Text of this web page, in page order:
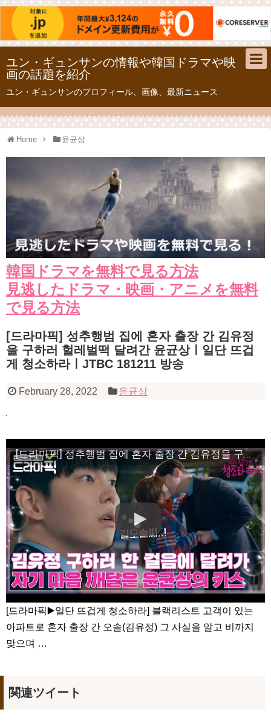
ユン・ギュンサンの情報や韓国ドラマや映
画の話題を紹介
ユン・ギュンサンのプロフィール、画像、最新ニュース
Home 윤균상
韓国ドラマを無料で見る方法
見逃したドラマ・映画・アニメを無料
で見る方法
[드라마픽] 성추행범 집에 혼자 출장 간 김유정
을 구하러 헐레벌떡 달려간 윤균상ㅣ일단 뜨겁
게 청소하라ㅣJTBC 181211 방송
February 28, 2022 윤균상
[드라마픽] 성추행범 집에 혼자 출장 간 김유정을 구하러 헐레벌떡 달려간 윤균상ㅣ일단 뜨겁게 청소하라ㅣJTBC 181211 방송
[드라마픽▶️일단 뜨겁게 청소하라] 블랙리스트 고객이 있는
아파트로 혼자 출장 간 오솔(김유정) 그 사실을 알고 비까지
맞으며 …
関連ツイート